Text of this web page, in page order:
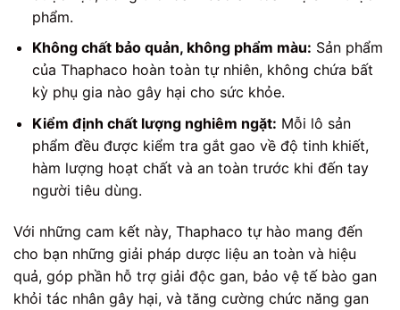
phẩm.
Không chất bảo quản, không phẩm màu: Sản phẩm
của Thaphaco hoàn toàn tự nhiên, không chứa bất
kỳ phụ gia nào gây hại cho sức khỏe.
Kiểm định chất lượng nghiêm ngặt: Mỗi lô sản
phẩm đều được kiểm tra gắt gao về độ tinh khiết,
hàm lượng hoạt chất và an toàn trước khi đến tay
người tiêu dùng.
Với những cam kết này, Thaphaco tự hào mang đến
cho bạn những giải pháp dược liệu an toàn và hiệu
quả, góp phần hỗ trợ giải độc gan, bảo vệ tế bào gan
khỏi tác nhân gây hại, và tăng cường chức năng gan